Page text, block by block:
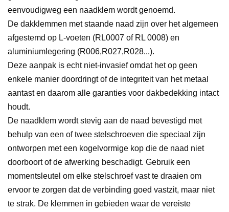
eenvoudigweg een naadklem wordt genoemd.
De dakklemmen met staande naad zijn over het algemeen
afgestemd op L-voeten (RL0007 of RL 0008) en
aluminiumlegering (R006,R027,R028...).
Deze aanpak is echt niet-invasief omdat het op geen
enkele manier doordringt of de integriteit van het metaal
aantast en daarom alle garanties voor dakbedekking intact
houdt.
De naadklem wordt stevig aan de naad bevestigd met
behulp van een of twee stelschroeven die speciaal zijn
ontworpen met een kogelvormige kop die de naad niet
doorboort of de afwerking beschadigt. Gebruik een
momentsleutel om elke stelschroef vast te draaien om
ervoor te zorgen dat de verbinding goed vastzit, maar niet
te strak. De klemmen in gebieden waar de vereiste